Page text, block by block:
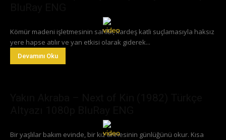
Kömür madeni işletmesinin sahibi, kardeş katli suçlamasıyla haksız
yere hapse atılır ve yan etkisi olarak giderek...
Devamını Oku
Bir yaşlılar bakım evinde, bir kız annesinin günlüğünü okur. Kısa